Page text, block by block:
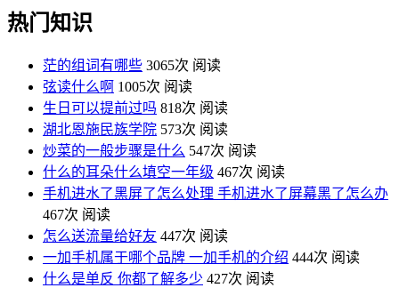
热门知识
茫的组词有哪些 3065次 阅读
弦读什么啊 1005次 阅读
生日可以提前过吗 818次 阅读
湖北恩施民族学院 573次 阅读
炒菜的一般步骤是什么 547次 阅读
什么的耳朵什么填空一年级 467次 阅读
手机进水了黑屏了怎么处理 手机进水了屏幕黑了怎么办
467次 阅读
怎么送流量给好友 447次 阅读
一加手机属于哪个品牌 一加手机的介绍 444次 阅读
什么是单反 你都了解多少 427次 阅读